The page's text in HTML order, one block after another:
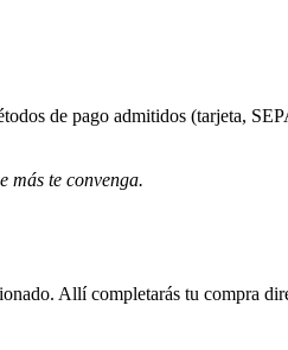
de pago admitidos (tarjeta,
más te convenga.
Allí completarás tu compra